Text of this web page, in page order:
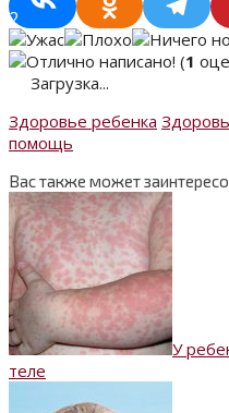
2
(1
Загрузка...
Здоровье ребенка
помощь
Вас также может
У
теле